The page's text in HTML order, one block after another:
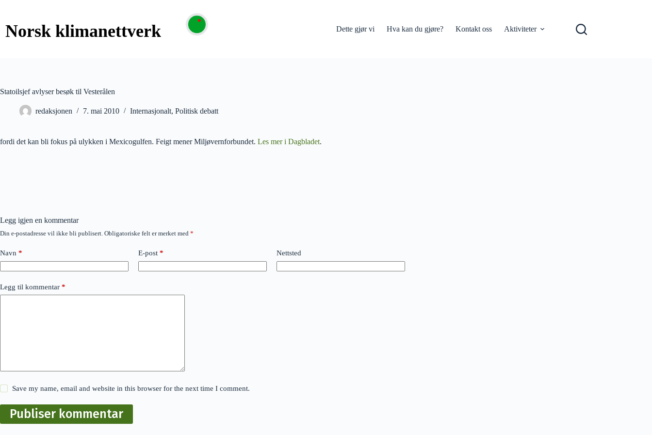
Dette gjør vi Hva kan du gjøre? Kontakt oss Aktiviteter
Statoilsjef avlyser besøk til Vesterålen
redaksjonen 7. mai 2010 Internasjonalt, Politisk debatt
fordi det kan bli fokus på ulykken i Mexicogulfen. Feigt mener Miljøvernforbundet. Les mer i Dagbladet.
Legg igjen en kommentar
Din e-postadresse vil ikke bli publisert. Obligatoriske felt er merket med *
Navn * E-post * Nettsted
Legg til kommentar *
Save my name, email and website in this browser for the next time I comment.
Publiser kommentar